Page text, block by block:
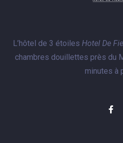
L’hôtel de 3 étoiles Hotel De
chambres douillettes près du
minutes à